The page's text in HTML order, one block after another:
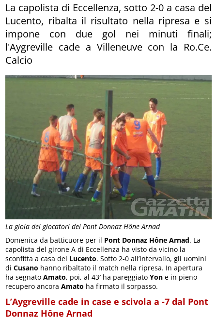
La gioia dei giocatori del Pont Donnaz Hône Arnad
La capolista di Eccellenza, sotto 2-0 a casa del
Lucento, ribalta il risultato nella ripresa e si
impone con due gol nei minuti finali;
l'Aygreville cade a Villeneuve con la Ro.Ce.
Calcio
Domenica da batticuore per il Pont Donnaz Hône Arnad. La
capolista del girone A di Eccellenza ha visto da vicino la
sconfitta a casa del Lucento. Sotto 2-0 all’intervallo, gli uomini
diCusano hanno ribaltato il match nella ripresa. In apertura
ha segnatoAmato, poi, al 43′ ha pareggiatoYon e in pieno
recupero ancoraAmato ha firmato il sorpasso.
L’Aygreville cade in case e scivola a -7 dal Pont
Donnaz Hône Arnad